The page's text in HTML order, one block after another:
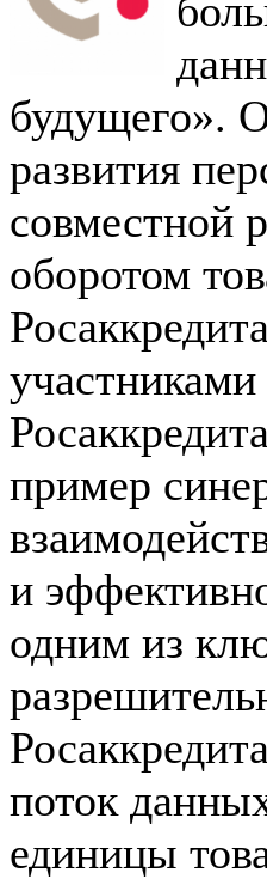
будущего».
развития
совместной
оборотом
пример
и
одним из
поток
единицы